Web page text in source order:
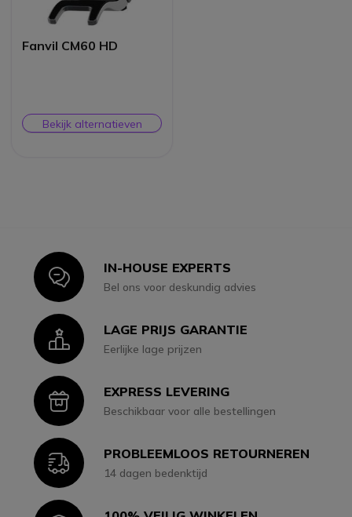
Fanvil CM60 HD
Bekijk alternatieven
IconIN-HOUSE EXPERTS
Bel ons voor deskundig advies
IconLAGE PRIJS GARANTIE
Eerlijke lage prijzen
IconEXPRESS LEVERING
Beschikbaar voor alle bestellingen
IconPROBLEEMLOOS RETOURNEREN
14 dagen bedenktijd